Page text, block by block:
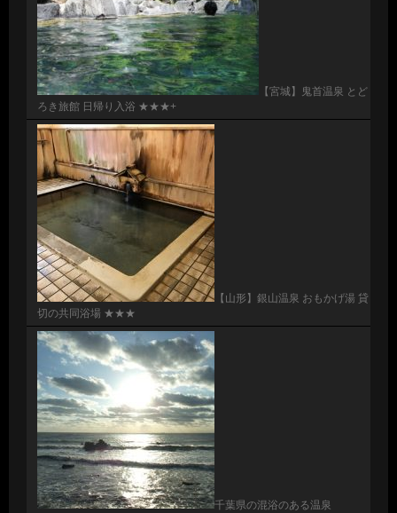
【宮城】鬼首温泉 とど
ろき旅館 日帰り入浴 ★★★+
【山形】銀山温泉 おもかげ湯 貸
切の共同浴場 ★★★
千葉県の混浴のある温泉